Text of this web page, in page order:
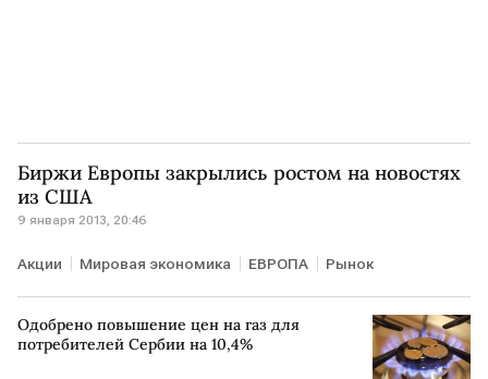
Биржи Европы закрылись ростом на новостях
из США
9 января 2013, 20:46
Акции Мировая экономика ЕВРОПА Рынок
Одобрено повышение цен на газ для
потребителей Сербии на 10,4%